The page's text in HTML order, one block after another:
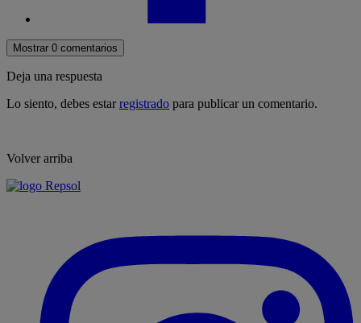
Mostrar 0 comentarios
Deja una respuesta
Lo siento, debes estarregistrado para publicar un comentario.
Volver arriba